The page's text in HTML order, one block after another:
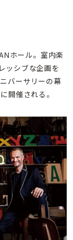
ホール。室内楽
ッシブな企画を
バーサリーの幕
開催される。